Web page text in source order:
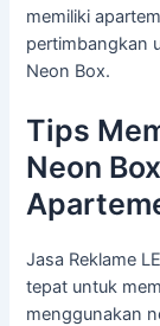
memiliki
pertimbangkan
Neon Box.
Tips
Neon
Jasa Reklame
tepat untuk
menggunakan